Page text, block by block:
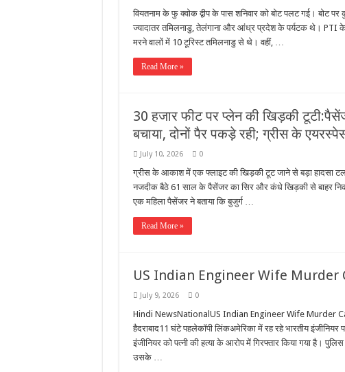
वियतनाम के फु क्वोक द्वीप के पास शनिवार को बोट पलट गई।
ज्यादातर तमिलनाडु, तेलंगाना और आंध्र प्रदेश के पर्यटक थे। PTI के
मरने वालों में 10 टूरिस्ट तमिलनाडु से थे। वहीं, …
Read More »
30 हजार फीट पर प्लेन की खिड़की
बचाया, दोनों पैर पकड़े रही; ग्रीस के
July 10, 2026 0
ग्रीस के आकाश में एक फ्लाइट की खिड़की टूट जाने से बड़ा हादसा
नजदीक बैठे 61 साल के पैसेंजर का सिर और कंधे खिड़की से बाहर
एक महिला पैसेंजर ने बताया कि बुजुर्ग …
Read More »
US Indian Engineer Wife Murder
July 9, 2026 0
Hindi NewsNationalUS Indian Engineer Wife Murder
हैदराबाद11 घंटे पहलेकॉपी लिंकअमेरिका में रह रहे भारतीय
इंजीनियर को पत्नी की हत्या के आरोप में गिरफ्तार किया गया है।
उसके …